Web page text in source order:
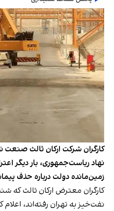
کارگران شرکت ارکان ثالث صنعت
نهاد ریاست‌جمهوری، بار دیگر
زمین‌مانده دولت درباره حذف
کارگران معترض ارکان ثالث که
نفت‌خیز به تهران رفته‌اند،